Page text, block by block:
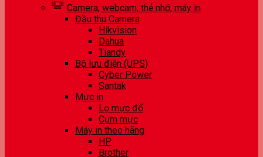
Camera, webcam, thẻ nhớ, máy in
Đầu thu Camera
Hikvision
Dahua
Tiandy
Bộ lưu điện (UPS)
Cyber Power
Santak
Mực in
Lọ mực đổ
Cụm mực
Máy in theo hãng
HP
Brother